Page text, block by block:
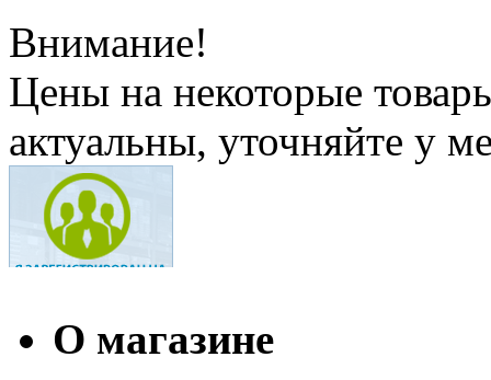
Внимание!
Цены на некоторые
актуальны, уточняйте у
О магазине